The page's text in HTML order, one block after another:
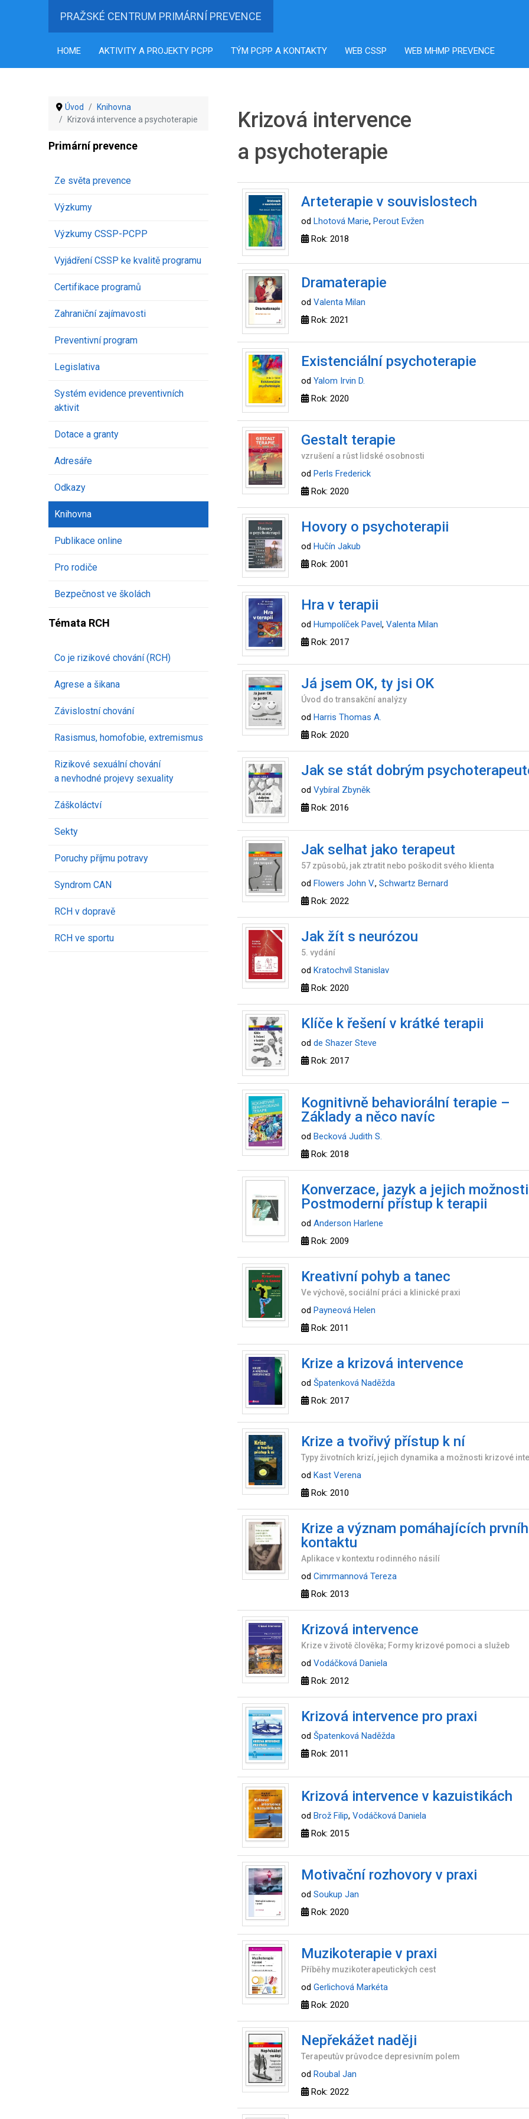
PRAŽSKÉ CENTRUM PRIMÁRNÍ PREVENCE
HOME AKTIVITY A PROJEKTY PCPP TÝM PCPP A KONTAKTY WEB CSSP WEB MHMP PREVENCE
Úvod
Knihovna
Krizová intervence a psychoterapie
Primární prevence
Ze světa prevence
Výzkumy
Výzkumy CSSP-PCPP
Vyjádření CSSP ke kvalitě programu
Certifikace programů
Zahraniční zajímavosti
Preventivní program
Legislativa
Systém evidence preventivních
aktivit
Dotace a granty
Adresáře
Odkazy
Knihovna
Publikace online
Pro rodiče
Bezpečnost ve školách
Témata RCH
Co je rizikové chování (RCH)
Agrese a šikana
Závislostní chování
Rasismus, homofobie, extremismus
Rizikové sexuální chování
a nevhodné projevy sexuality
Záškoláctví
Sekty
Poruchy příjmu potravy
Syndrom CAN
RCH v dopravě
RCH ve sportu
Krizová intervence
a psychoterapie
Arteterapie v souvislostech
od Lhotová Marie, Perout Evžen
Rok: 2018
Dramaterapie
odValenta Milan
Rok: 2021
Existenciální psychoterapie
odYalom Irvin D.
Rok: 2020
Gestalt terapie
vzrušení a růst lidské osobnosti
od Perls Frederick
Rok: 2020
Hovory o psychoterapii
od Hučín Jakub
Rok: 2001
Hra v terapii
od Humpolíček Pavel,Valenta Milan
Rok: 2017
Já jsem OK, ty jsi OK
Úvod do transakční analýzy
od Harris Thomas A.
Rok: 2020
Jak se stát dobrým
odVybíral Zbyněk
Rok: 2016
Jak selhat jako terapeut
57 způsobů, jak ztratit nebo poškodit svého klienta
od Flowers John V.,Schwartz Bernard
Rok: 2022
Jak žít s neurózou
5. vydání
od Kratochvíl Stanislav
Rok: 2020
Klíče k řešení v krátké terapii
odde Shazer Steve
Rok: 2017
Kognitivně behaviorální terapie –
Základy a něco navíc
od Becková Judith S.
Rok: 2018
Konverzace, jazyk a jejich
Postmoderní přístup k terapii
odAnderson Harlene
Rok: 2009
Kreativní pohyb a tanec
Ve výchově, sociální práci a klinické praxi
od Payneová Helen
Rok: 2011
Krize a krizová intervence
odŠpatenková Naděžda
Rok: 2017
Krize a tvořivý přístup k ní
Typy životních krizí, jejich dynamika a možnosti krizové
od Kast Verena
Rok: 2010
Krize a význam pomáhajících
kontaktu
Aplikace v kontextu rodinného násilí
odCimrmannová Tereza
Rok: 2013
Krizová intervence
Krize v životě člověka; Formy krizové pomoci a služeb
odVodáčková Daniela
Rok: 2012
Krizová intervence pro praxi
odŠpatenková Naděžda
Rok: 2011
Krizová intervence v kazuistikách
od Brož Filip,Vodáčková Daniela
Rok: 2015
Motivační rozhovory v praxi
odSoukup Jan
Rok: 2020
Muzikoterapie v praxi
Příběhy muzikoterapeutických cest
odGerlichová Markéta
Rok: 2020
Nepřekážet naději
Terapeutův průvodce depresivním polem
od Roubal Jan
Rok: 2022